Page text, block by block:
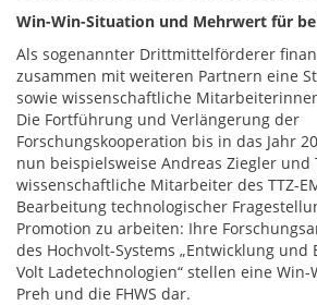
Win-Win-Situation und Mehrwert für
Als sogenannter Drittmittelförderer
zusammen mit weiteren Partnern eine
sowie wissenschaftliche
Die Fortführung und Verlängerung der
Forschungskooperation bis in das Jahr
nun beispielsweise Andreas Ziegler und
wissenschaftliche Mitarbeiter des TTZ-
Bearbeitung technologischer
Promotion zu arbeiten: Ihre
des Hochvolt-Systems „Entwicklung und
Volt Ladetechnologien“ stellen eine
Preh und die FHWS dar.